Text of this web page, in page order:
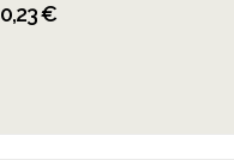
0,23 €